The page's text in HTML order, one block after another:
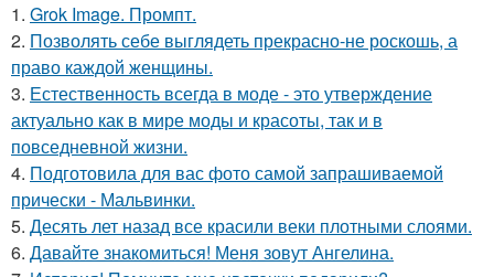
1. Grok Image. Промпт.
2. Позволять себе выглядеть прекрасно-не роскошь, а
право каждой женщины.
3. Естественность всегда в моде - это утверждение
актуально как в мире моды и красоты, так и в
повседневной жизни.
4. Подготовила для вас фото самой запрашиваемой
прически - Мальвинки.
5. Десять лет назад все красили веки плотными слоями.
6. Давайте знакомиться! Меня зовут Ангелина.